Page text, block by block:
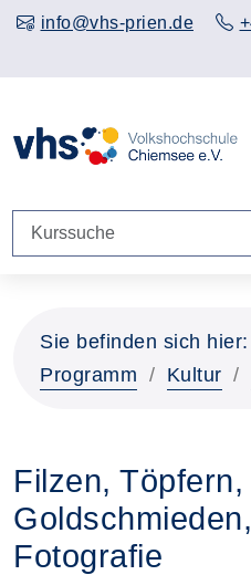
info@vhs-prien.de
Sie befinden sich hier:
Programm
Kultur
Filzen, Töpfern,
Fotografie